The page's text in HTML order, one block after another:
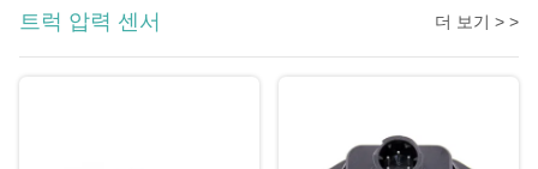
트럭 압력 센서 더 보기 > >